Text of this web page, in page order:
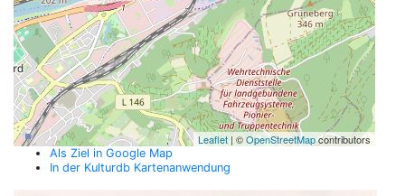
Leaflet | ©OpenStreetMapcontributors
Als Ziel in Google Map
In der Kulturdb Kartenanwendung